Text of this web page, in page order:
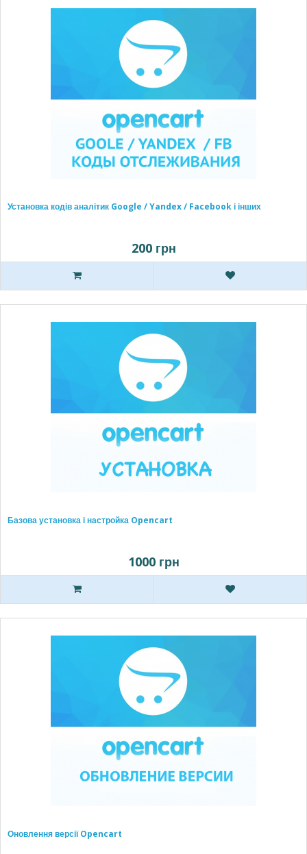
Установка кодів аналітик Google / Yandex / Facebook і інших
200 грн
Базова установка і настройка Opencart
1000 грн
Оновлення версії Opencart